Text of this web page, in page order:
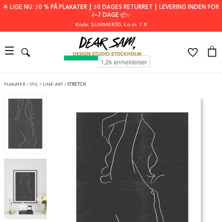
🌟 LIGE NU: 30 % PÅ PLAKATER ┃ 30 DAGES RETURRET ┃ LEVERING INDEN FOR
2–7 DAGE 📦✨
Kode: SUMMER30, t.o.m. 7.8
PLAKATER / STIL / LINE ART / STRETCH